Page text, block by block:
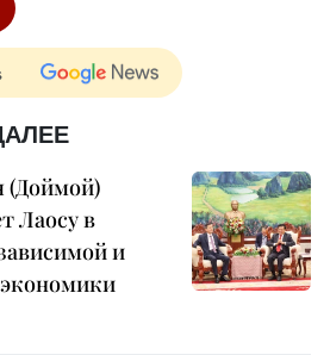
(Доймой)
Лаосу в
и